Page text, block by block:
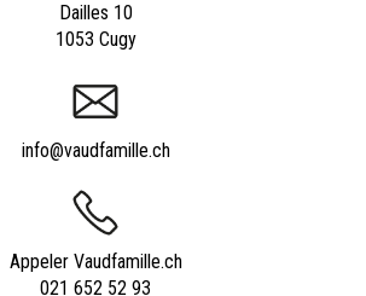
Dailles 10
1053 Cugy
info@vaudfamille.ch
Appeler Vaudfamille.ch
021 652 52 93